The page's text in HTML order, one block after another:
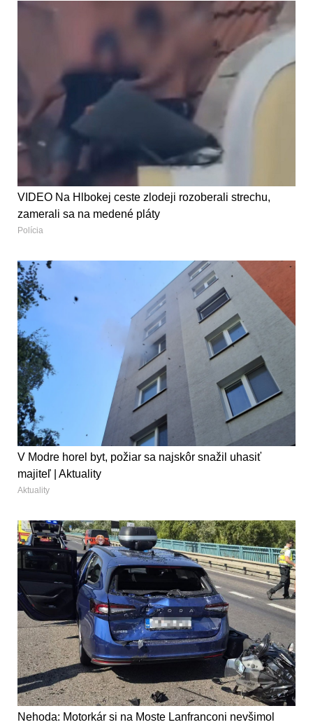
VIDEO Na Hlbokej ceste zlodeji rozoberali strechu,
zamerali sa na medené pláty
Polícia
V Modre horel byt, požiar sa najskôr snažil uhasiť
majiteľ | Aktuality
Aktuality
Nehoda: Motorkár si na Moste Lanfranconi nevšimol